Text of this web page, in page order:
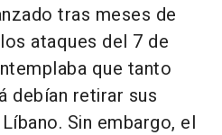
tras meses de
ataques del 7 de
que tanto
debían retirar sus
Sin embargo, el